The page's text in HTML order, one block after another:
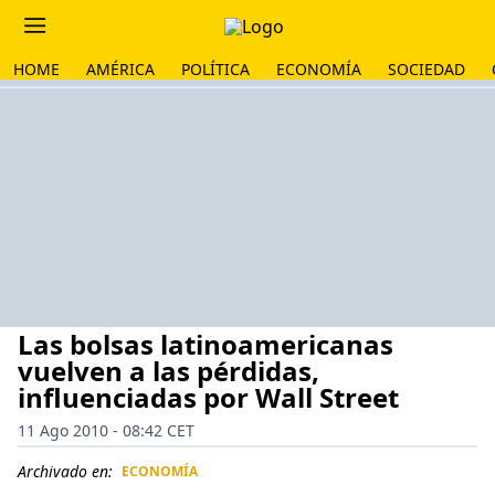
HOME AMÉRICA POLÍTICA ECONOMÍA SOCIEDAD
Las bolsas latinoamericanas
vuelven a las pérdidas,
influenciadas por Wall Street
11 Ago 2010 - 08:42 CET
Archivado en: ECONOMÍA